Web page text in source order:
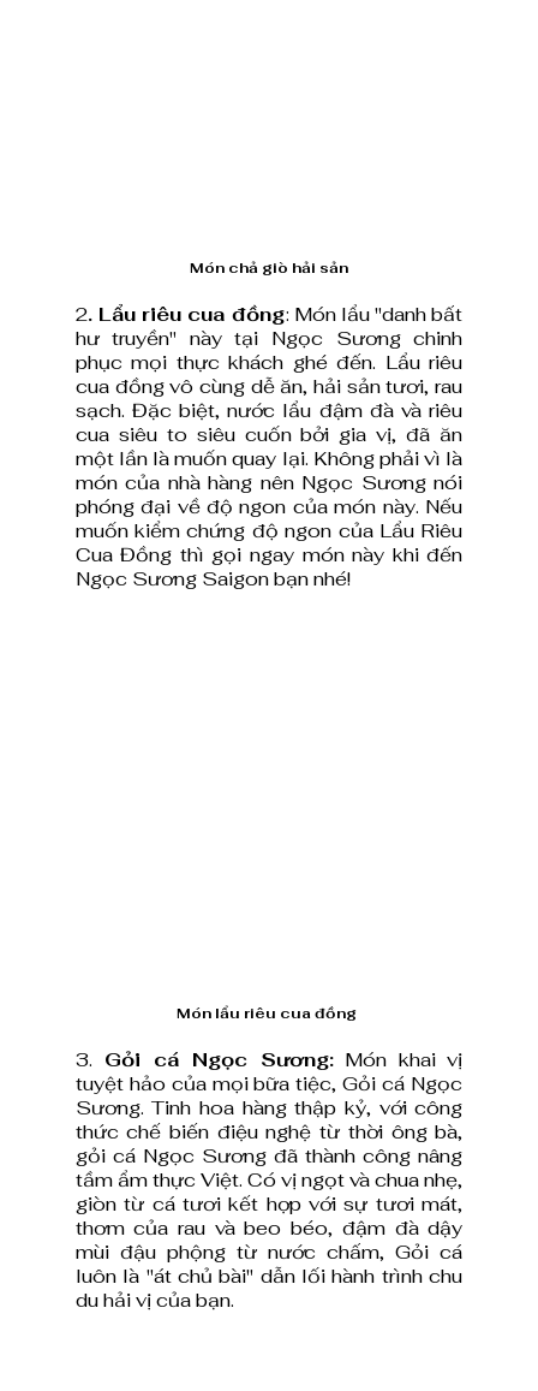
Món chả giò hải sản
2. Lẩu riêu cua đồng: Món lẩu "danh bất
hư truyền" này tại Ngọc Sương chinh
phục mọi thực khách ghé đến. Lẩu riêu
cua đồng vô cùng dễ ăn, hải sản tươi, rau
sạch. Đặc biệt, nước lẩu đậm đà và riêu
cua siêu to siêu cuốn bởi gia vị, đã ăn
một lần là muốn quay lại. Không phải vì là
món của nhà hàng nên Ngọc Sương nói
phóng đại về độ ngon của món này. Nếu
muốn kiểm chứng độ ngon của Lẩu Riêu
Cua Đồng thì gọi ngay món này khi đến
Ngọc Sương Saigon bạn nhé!
Món lẩu riêu cua đồng
3. Gỏi cá Ngọc Sương: Món khai vị
tuyệt hảo của mọi bữa tiệc, Gỏi cá Ngọc
Sương. Tinh hoa hàng thập kỷ, với công
thức chế biến điệu nghệ từ thời ông bà,
gỏi cá Ngọc Sương đã thành công nâng
tầm ẩm thực Việt. Có vị ngọt và chua nhẹ,
giòn từ cá tươi kết hợp với sự tươi mát,
thơm của rau và beo béo, đậm đà dậy
mùi đậu phộng từ nước chấm, Gỏi cá
luôn là "át chủ bài" dẫn lối hành trình chu
du hải vị của bạn.